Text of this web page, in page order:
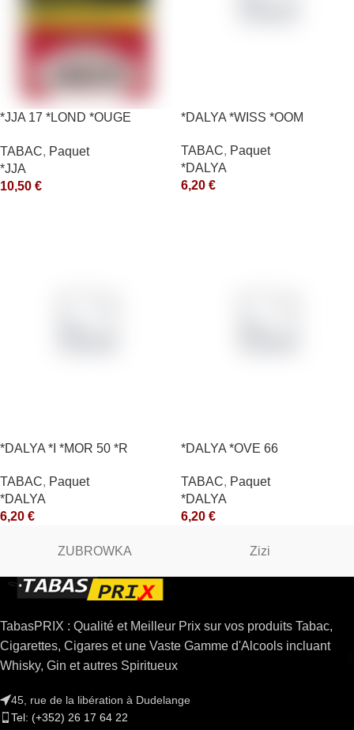
*JJA 17 *LOND *OUGE
TABAC, Paquet
*JJA
10,50 €
*DALYA *WISS *OOM
TABAC, Paquet
*DALYA
6,20 €
*DALYA *I *MOR 50 *R
TABAC, Paquet
*DALYA
6,20 €
*DALYA *OVE 66
TABAC, Paquet
*DALYA
6,20 €
ZUBROWKA Zizi
TabasPRIX : Qualité et Meilleur Prix sur vos produits Tabac,
Cigarettes, Cigares et une Vaste Gamme d'Alcools incluant
Whisky, Gin et autres Spiritueux
45, rue de la libération à Dudelange
Tel: (+352) 26 17 64 22